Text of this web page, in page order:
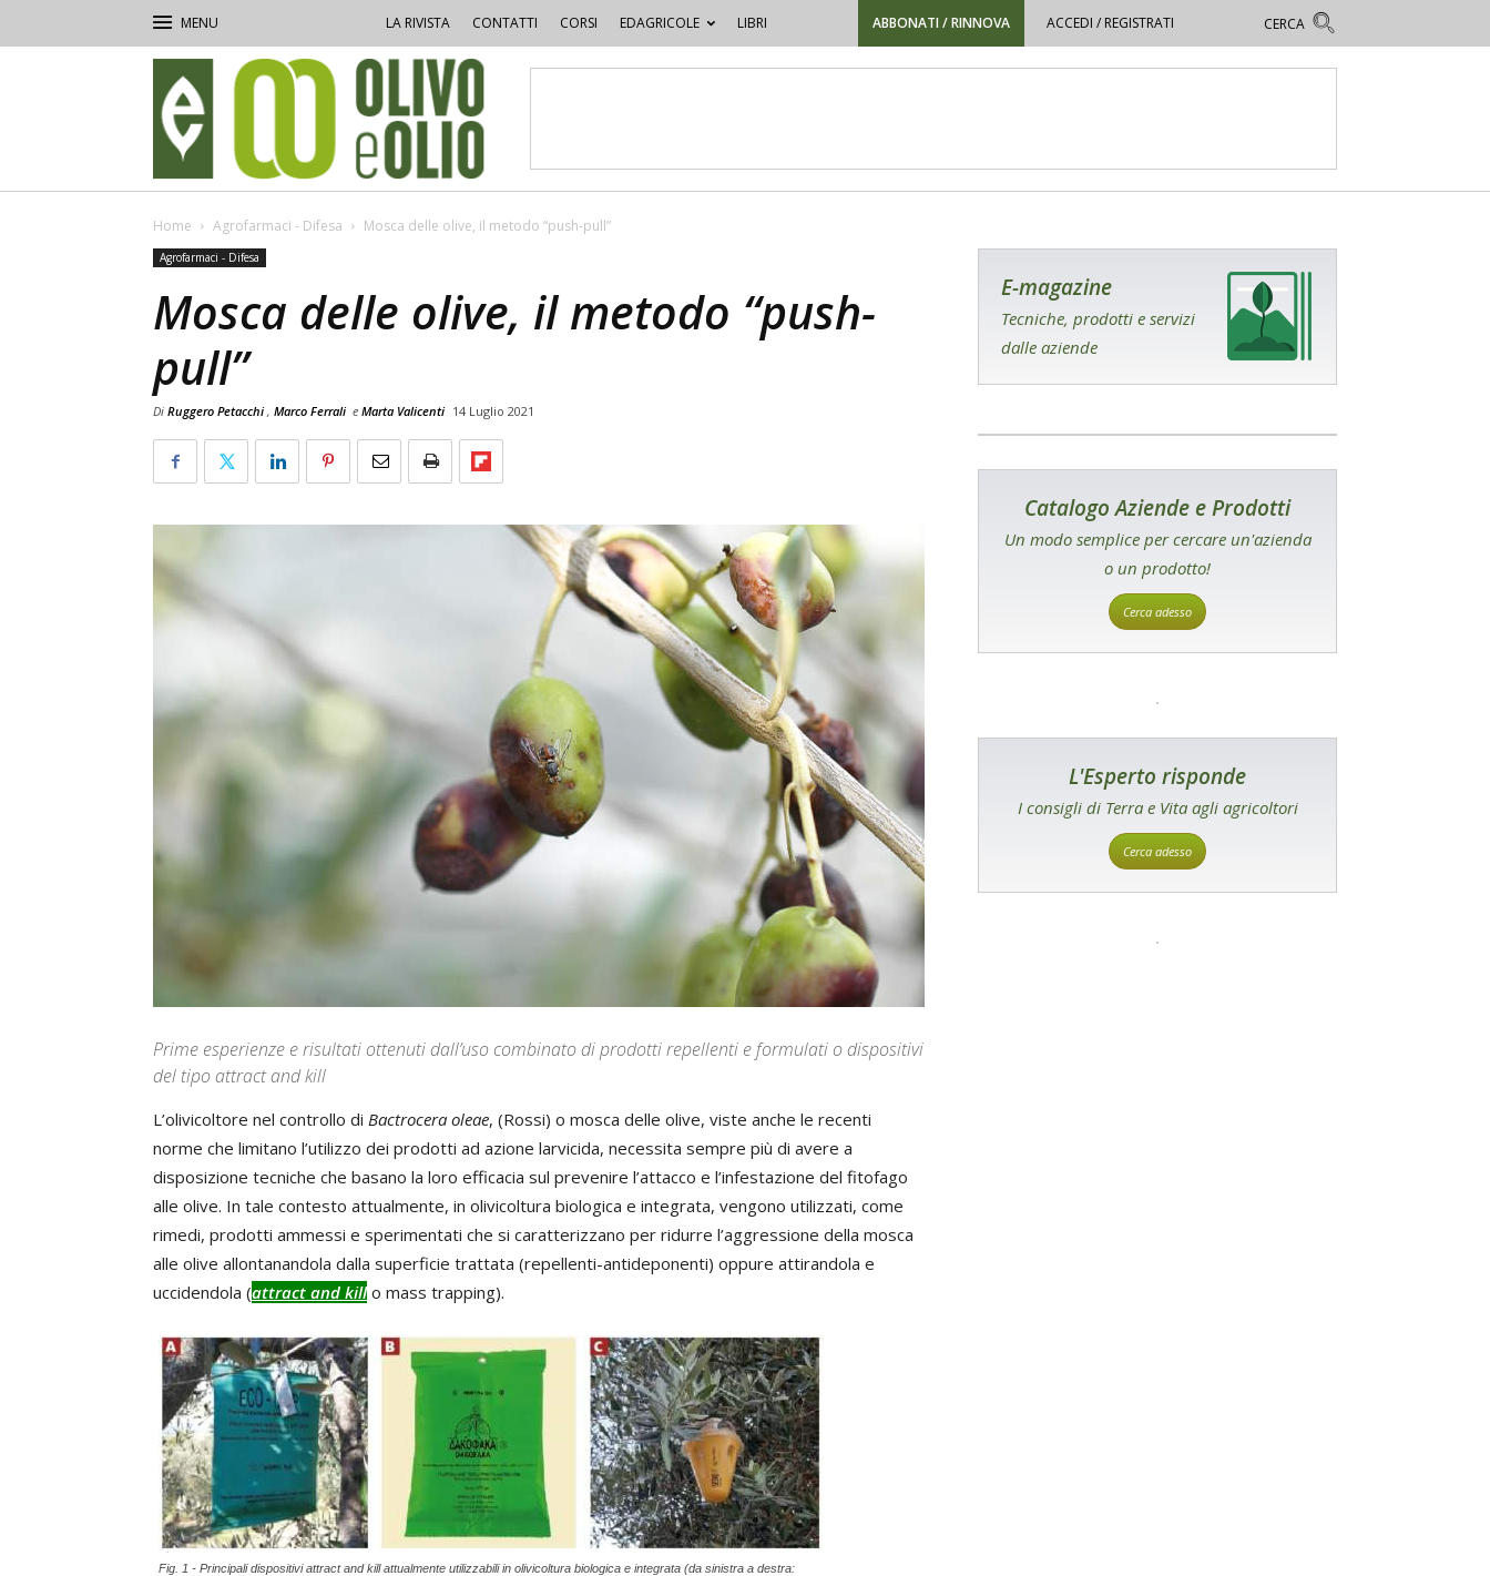
LA RIVISTA CONTATTI CORSI EDAGRICOLE LIBRI ABBONATI / RINNOVA ACCEDI / REGISTRATI
e
Olio
Home Agrofarmaci - Difesa Mosca delle olive, il metodo “push-pull”
Agrofarmaci - Difesa
Mosca delle olive, il metodo “push-
pull”
Di Ruggero Petacchi , Marco Ferrali e Marta Valicenti 14 Luglio 2021
Prime esperienze e risultati ottenuti dall’uso combinato di prodotti repellenti e formulati o dispositivi
del tipo attract and kill
L’olivicoltore nel controllo di Bactrocera oleae, (Rossi) o mosca delle olive, viste anche le recenti
norme che limitano l’utilizzo dei prodotti ad azione larvicida, necessita sempre più di avere a
disposizione tecniche che basano la loro efficacia sul prevenire l’attacco e l’infestazione del fitofago
alle olive. In tale contesto attualmente, in olivicoltura biologica e integrata, vengono utilizzati, come
rimedi, prodotti ammessi e sperimentati che si caratterizzano per ridurre l’aggressione della mosca
alle olive allontanandola dalla superficie trattata (repellenti-antideponenti) oppure attirandola e
uccidendola (attract and kill o mass trapping).
Fig. 1 - Principali dispositivi attract and kill attualmente utilizzabili in olivicoltura biologica e integrata (da sinistra a destra:
E-magazine
Tecniche, prodotti e servizi
dalle aziende
Catalogo Aziende e Prodotti
Un modo semplice per cercare un'azienda
o un prodotto!
Cerca adesso
L'Esperto risponde
I consigli di Terra e Vita agli agricoltori
Cerca adesso